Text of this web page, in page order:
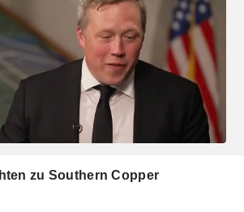
zu Southern Copper